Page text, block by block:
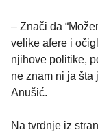
– Znači da
velike afere i
njihove politike,
ne znam ni ja šta
Anušić.
Na tvrdnje iz